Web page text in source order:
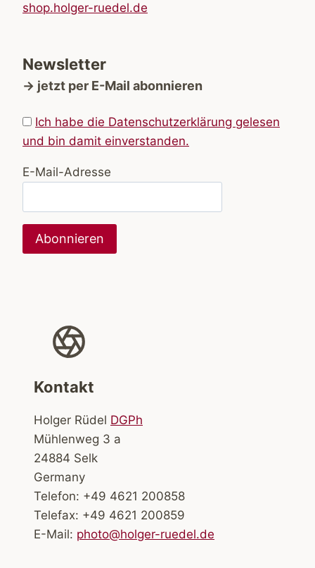
shop.holger-ruedel.de
Newsletter
→ jetzt per E-Mail abonnieren
Ich habe die Datenschutzerklärung gelesen
und bin damit einverstanden.
E-Mail-Adresse
Kontakt
Holger Rüdel DGPh
Mühlenweg 3 a
24884 Selk
Germany
Telefon: +49 4621 200858
Telefax: +49 4621 200859
E-Mail: photo@holger-ruedel.de